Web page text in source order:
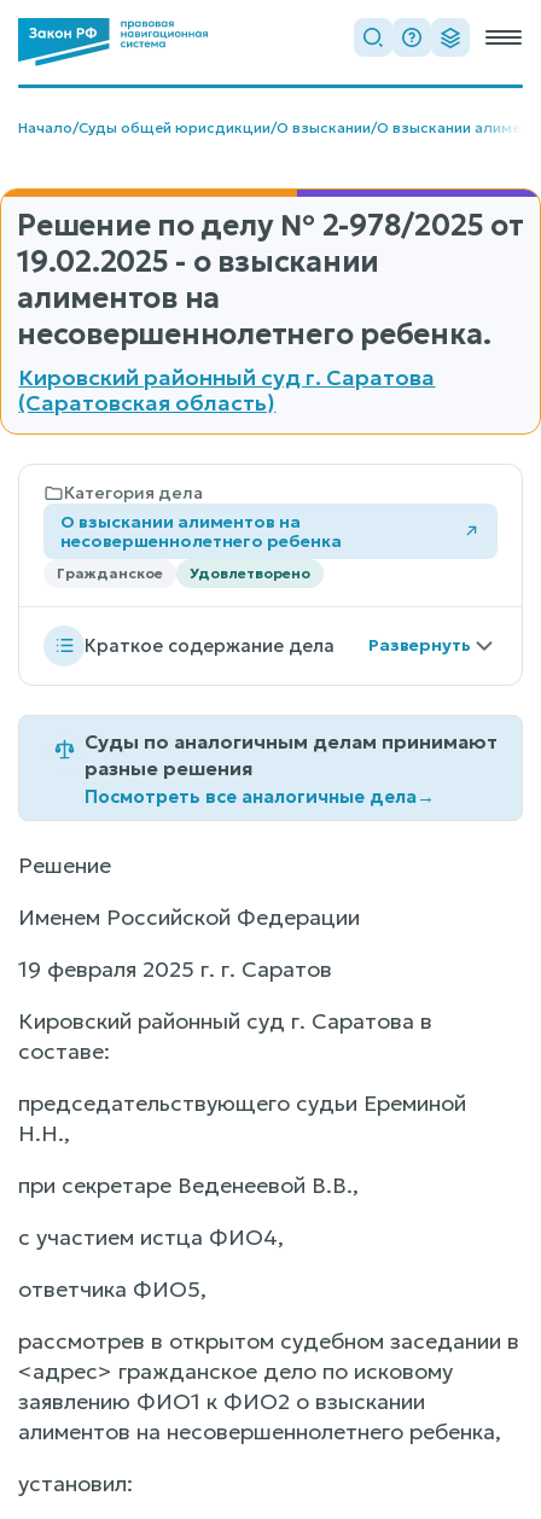
Начало/Суды общей юрисдикции/О взыскании/О взыскании
Решение по делу № 2-978/2025 от
19.02.2025 - о взыскании
алиментов на
несовершеннолетнего ребенка.
Кировский районный суд г. Саратова
(Саратовская область)
Категория дела
О взыскании алиментов на
несовершеннолетнего ребенка
Гражданское Удовлетворено
Краткое содержание дела
Суды по аналогичным делам принимают
разные решения
Посмотреть все аналогичные дела→
Решение
Именем Российской Федерации
19 февраля 2025 г. г. Саратов
Кировский районный суд г. Саратова в
составе:
председательствующего судьи Ереминой
Н.Н.,
при секретаре Веденеевой В.В.,
с участием истца ФИО4,
ответчика ФИО5,
рассмотрев в открытом судебном заседании в
<адрес> гражданское дело по исковому
заявлению ФИО1 к ФИО2 о взыскании
алиментов на несовершеннолетнего ребенка,
установил: